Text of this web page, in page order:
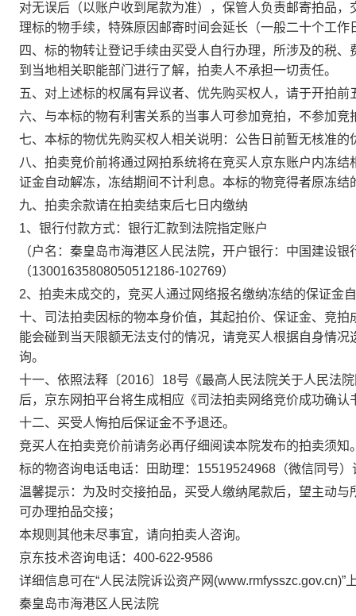
对无误后（以账户收到尾款为准），保管人负责邮寄拍品
理标的物手续，特殊原因邮寄时间会延长（一般二十个工作
四、标的物转让登记手续由买受人自行办理，所涉及的税
到当地相关职能部门进行了解，拍卖人不承担一切责任。
五、对上述标的权属有异议者、优先购买权人，请于开拍前
六、与本标的物有利害关系的当事人可参加竞拍，不参加
七、本标的物优先购买权人相关说明：公告日前暂无核准的
八、拍卖竞价前将通过网拍系统将在竞买人京东账户内冻
证金自动解冻，冻结期间不计利息。本标的物竞得者原冻
九、拍卖余款请在拍卖结束后七日内缴纳
1、银行付款方式：银行汇款到法院指定账户
（户名： 秦皇岛市海港区人民法院，开户银行： 中国建设银
（13001635808050512186-102769）
2、拍卖未成交的，竞买人通过网络报名缴纳冻结的保证金
十、司法拍卖因标的物本身价值，其起拍价、保证金、竞
能会碰到当天限额无法支付的情况，请竞买人根据自身情
询。
十一、依照法释〔2016〕 18号《最高人民法院关于人民法
后，京东网拍平台将生成相应《司法拍卖网络竞价成功确
十二、买受人悔拍后保证金不予退还。
竞买人在拍卖竞价前请务必再仔细阅读本院发布的拍卖须知
标的物咨询电话电话： 田助理： 15519524968 （微信同号
温馨提示：为及时交接拍品，买受人缴纳尾款后，望主动
可办理拍品交接；
本规则其他未尽事宜，请向拍卖人咨询。
京东技术咨询电话： 400-622-9586
详细信息可在“人民法院诉讼资产网 (www.rmfysszc.gov.cn)”
秦皇岛市海港区人民法院